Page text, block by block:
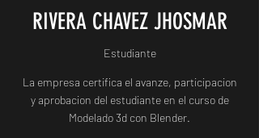
RIVERA CHAVEZ JHOSMAR
Estudiante
La empresa certifica el avanze, participacion
y aprobacion del estudiante en el curso de
Modelado 3d con Blender.